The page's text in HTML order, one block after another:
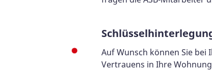
Auf Wunsch können Sie
Vertrauens in Ihre